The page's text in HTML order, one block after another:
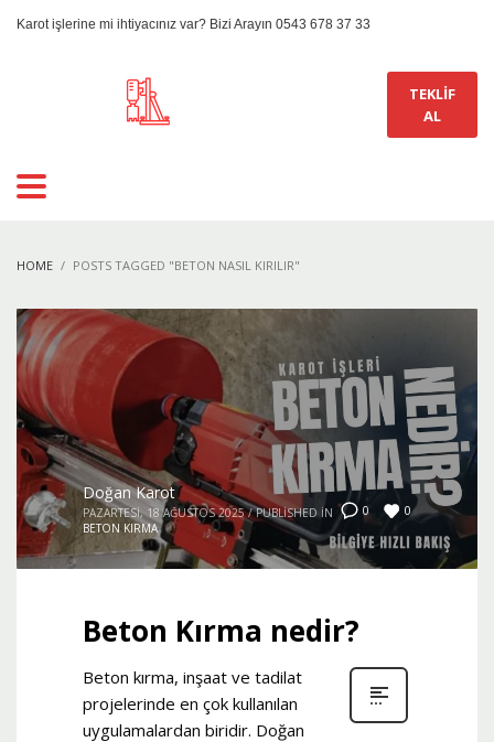
Karot işlerine mi ihtiyacınız var? Bizi Arayın 0543 678 37 33
TEKLİF
AL
HOME POSTS TAGGED "BETON NASIL KIRILIR"
0 0
Doğan Karot
PAZARTESI, 18 AĞUSTOS 2025 / PUBLISHED IN
BETON KIRMA
Beton Kırma nedir?
Beton kırma, inşaat ve tadilat
projelerinde en çok kullanılan
uygulamalardan biridir. Doğan